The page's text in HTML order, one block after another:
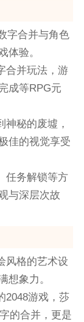
字合并与角色
体验。
合并玩法，游
成等RPG元
秘的废墟，
佳的视觉享受
任务解锁等方
与深层次故
风格的艺术设
想象力。
2048游戏，莎
的合并，更是